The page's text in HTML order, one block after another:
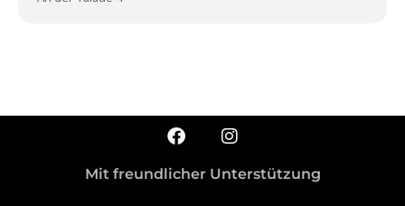
Mit freundlicher Unterstützung